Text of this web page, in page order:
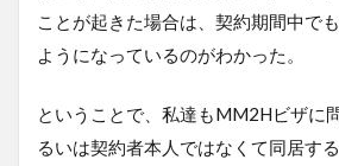
ことが起きた場合は、契約期間中で
ようになっているのがわかった。
ということで、私達もMM2Hビザに
るいは契約者本人ではなくて同居す